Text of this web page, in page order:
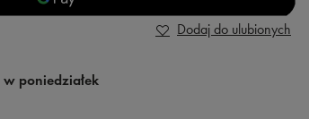
Dodaj do ulubionych
w poniedziałek